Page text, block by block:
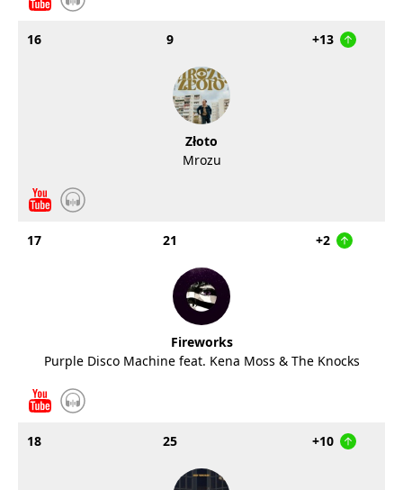
16 9 +13
Złoto
Mrozu
17 21 +2
Fireworks
Purple Disco Machine feat. Kena Moss & The Knocks
18 25 +10